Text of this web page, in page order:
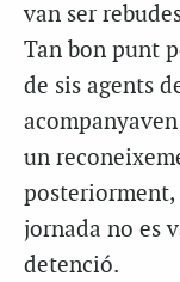
van ser
Tan bon punt
de sis agents
un
posteriorment,
jornada no es
detenció.